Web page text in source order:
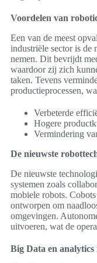
Voordelen van
Een van de meest
industriële sector is de
nemen. Dit bevrijdt
waardoor zij zich
taken. Tevens
productieprocessen,
Verbeterde
Hogere
Vermindering
De nieuwste
De nieuwste
systemen zoals
mobiele robots.
ontworpen om
omgevingen.
uitvoeren, wat de
Big Data en